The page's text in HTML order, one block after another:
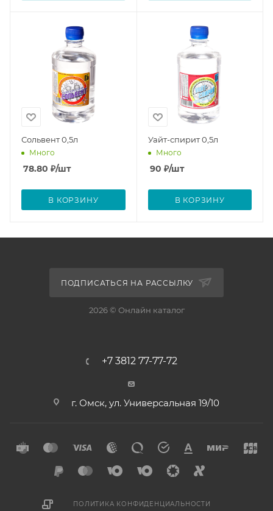
Сольвент 0,5л
Много
78.80 ₽/шт
В КОРЗИНУ
Уайт-спирит 0,5л
Много
90 ₽/шт
В КОРЗИНУ
ПОДПИСАТЬСЯ НА РАССЫЛКУ
2026 © Онлайн каталог
+7 3812 77-77-72
г. Омск, ул. Универсальная 19/10
ПОЛИТИКА КОНФИДЕНЦИАЛЬНОСТИ